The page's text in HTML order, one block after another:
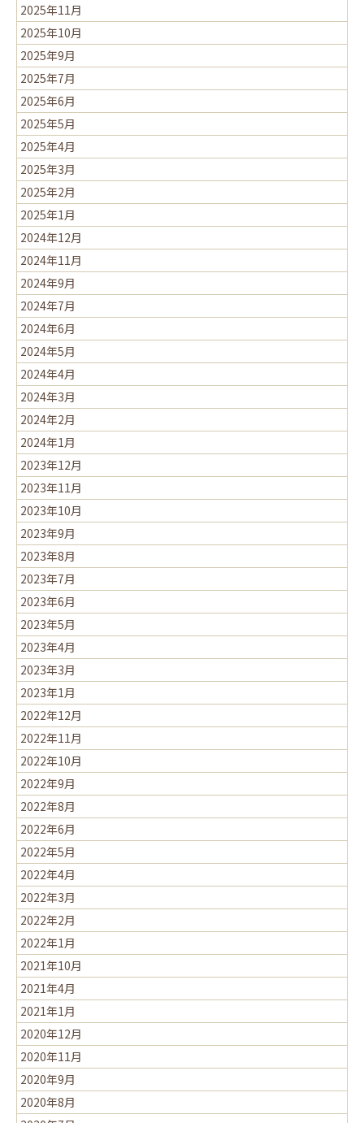
2025年11月
2025年10月
2025年9月
2025年7月
2025年6月
2025年5月
2025年4月
2025年3月
2025年2月
2025年1月
2024年12月
2024年11月
2024年9月
2024年7月
2024年6月
2024年5月
2024年4月
2024年3月
2024年2月
2024年1月
2023年12月
2023年11月
2023年10月
2023年9月
2023年8月
2023年7月
2023年6月
2023年5月
2023年4月
2023年3月
2023年1月
2022年12月
2022年11月
2022年10月
2022年9月
2022年8月
2022年6月
2022年5月
2022年4月
2022年3月
2022年2月
2022年1月
2021年10月
2021年4月
2021年1月
2020年12月
2020年11月
2020年9月
2020年8月